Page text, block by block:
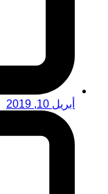
أبريل 10, 2019